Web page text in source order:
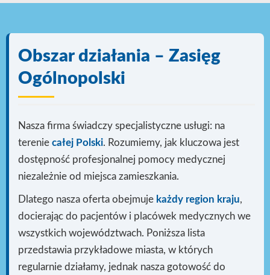
Obszar działania – Zasięg
Ogólnopolski
Nasza firma świadczy specjalistyczne usługi: na
terenie całej Polski. Rozumiemy, jak kluczowa jest
dostępność profesjonalnej pomocy medycznej
niezależnie od miejsca zamieszkania.
Dlatego nasza oferta obejmuje każdy region kraju,
docierając do pacjentów i placówek medycznych we
wszystkich województwach. Poniższa lista
przedstawia przykładowe miasta, w których
regularnie działamy, jednak nasza gotowość do